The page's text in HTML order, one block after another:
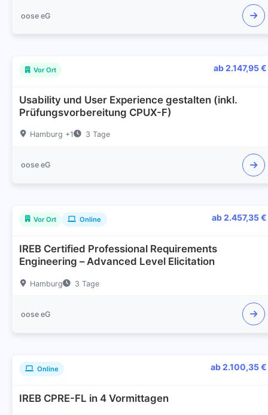
oose eG
Vor Ort ab 2.147,95 €
Usability und User Experience gestalten (inkl.
Prüfungsvorbereitung CPUX-F)
Hamburg +1 3 Tage
oose eG
Vor Ort Online ab 2.457,35 €
IREB Certified Professional Requirements
Engineering – Advanced Level Elicitation
Hamburg 3 Tage
oose eG
Online ab 2.100,35 €
IREB CPRE-FL in 4 Vormittagen